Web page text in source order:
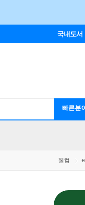
국내도서
빠른분
웰컴